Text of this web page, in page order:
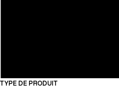
TYPE DE PRODUIT